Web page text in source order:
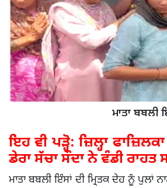
ਮਾਤਾ ਬਬਲੀ
ਇਹ ਵੀ ਪੜ੍ਹੋ:ਜ਼ਿਲ੍ਹਾ
ਡੇਰਾ ਸੱਚਾ ਸੌਦਾ ਨੇ ਵੰਡੀ ਰਾਹਤ
ਮਾਤਾ ਬਬਲੀ ਇੰਸਾਂ ਦੀ ਮ੍ਰਿਤਕ ਦੇਹ ਨੂੰ ਪੁਲਾਂ